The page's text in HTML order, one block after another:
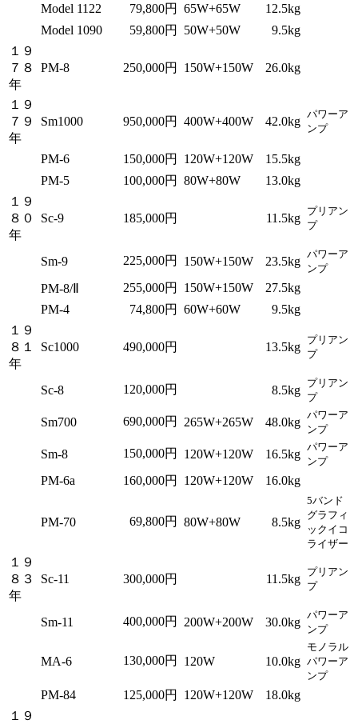
Model 1122
79,800円 65W+65W
12.5kg
Model 1090
59,800円 50W+50W
9.5kg
１９
７８
年
PM-8 250,000円 150W+150W 26.0kg
１９
７９
年
Sm1000 950,000円 400W+400W 42.0kg
パワーア
ンプ
PM-6 150,000円 120W+120W
15.5kg
PM-5
100,000円 80W+80W
13.0kg
１９
８０
年
Sc-9 185,000円 11.5kg
プリアン
プ
Sm-9 225,000円 150W+150W 23.5kg
パワーア
ンプ
PM-8/Ⅱ 255,000円 150W+150W
27.5kg
PM-4
74,800円 60W+60W
9.5kg
１９
８１
年
Sc1000 490,000円 13.5kg
プリアン
プ
Sc-8 120,000円 8.5kg
プリアン
プ
Sm700 690,000円 265W+265W 48.0kg
パワーア
ンプ
Sm-8 150,000円 120W+120W 16.5kg
パワーア
ンプ
PM-6a 160,000円 120W+120W 16.0kg
PM-70 69,800円 80W+80W 8.5kg
5バンド
グラフィ
ックイコ
ライザー
１９
８３
年
Sc-11 300,000円 11.5kg
プリアン
プ
Sm-11 400,000円 200W+200W 30.0kg
パワーア
ンプ
MA-6 130,000円 120W 10.0kg
モノラル
パワーア
ンプ
PM-84 125,000円 120W+120W
18.0kg
１９